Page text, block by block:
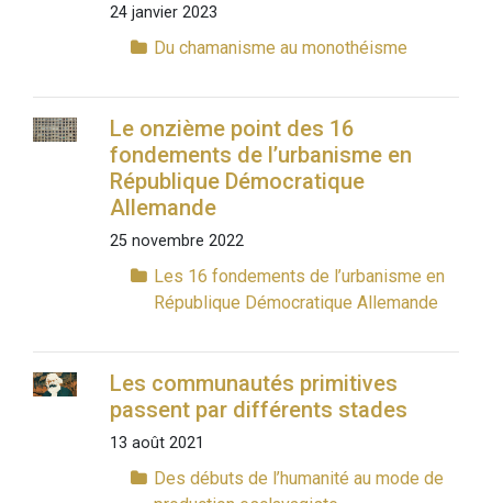
24 janvier 2023
Du chamanisme au monothéisme
Le onzième point des 16
fondements de l’urbanisme en
République Démocratique
Allemande
25 novembre 2022
Les 16 fondements de l’urbanisme en
République Démocratique Allemande
Les communautés primitives
passent par différents stades
13 août 2021
Des débuts de l’humanité au mode de